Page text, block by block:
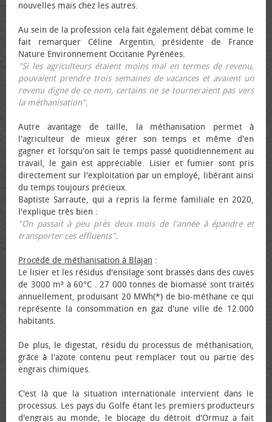
nouvelles mais chez les autres.
Au sein de la profession cela fait également débat comme le
fait remarquer Céline Argentin, présidente de France
Nature Environnement Occitanie Pyrénées.
"Si les agriculteurs étaient moins mal en termes de revenu,
pouvaient prendre trois semaines de vacances et avaient un
revenu digne de ce nom, certains ne se tourneraient pas vers
la méthanisation".
Autre avantage de taille, la méthanisation permet à
l'agriculteur de mieux gérer son temps et même d'en
gagner et lorsqu'on sait le temps passé quotidiennement au
travail, le gain est appréciable. Lisier et fumier sont pris
directement sur l'exploitation par un employé, libérant ainsi
du temps toujours précieux.
Baptiste Sarraute, qui a repris la ferme familiale en 2020,
l'explique très bien :
"On passait à peu près deux mois de l'année à épandre et
transporter ces effluents".
Procédé de méthanisation à Blajan :
Le lisier et les résidus d'ensilage sont brassés dans des cuves
de 3000 m³ à 60°C . 27 000 tonnes de biomasse sont traités
annuellement, produisant 20 MWh(*) de bio-méthane ce qui
représente la consommation en gaz d'une ville de 12.000
habitants.
De plus, le digestat, résidu du processus de méthanisation,
grâce à l'azote contenu peut remplacer tout ou partie des
engrais chimiques.
C'est là que la situation internationale intervient dans le
processus. Les pays du Golfe étant les premiers producteurs
d'engrais au monde, le blocage du détroit d'Ormuz a fait